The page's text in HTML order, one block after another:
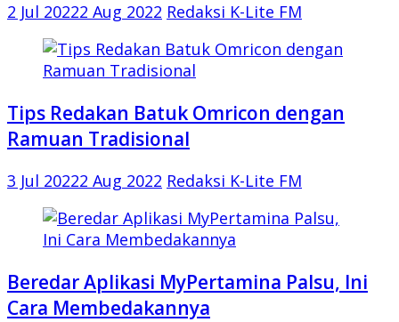
2 Jul 20222 Aug 2022 Redaksi K-Lite FM
Tips Redakan Batuk Omricon dengan
Ramuan Tradisional
3 Jul 20222 Aug 2022 Redaksi K-Lite FM
Beredar Aplikasi MyPertamina Palsu, Ini
Cara Membedakannya